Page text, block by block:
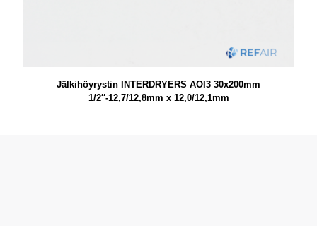
Jälkihöyrystin INTERDRYERS AOI3 30x200mm
1/2″-12,7/12,8mm x 12,0/12,1mm